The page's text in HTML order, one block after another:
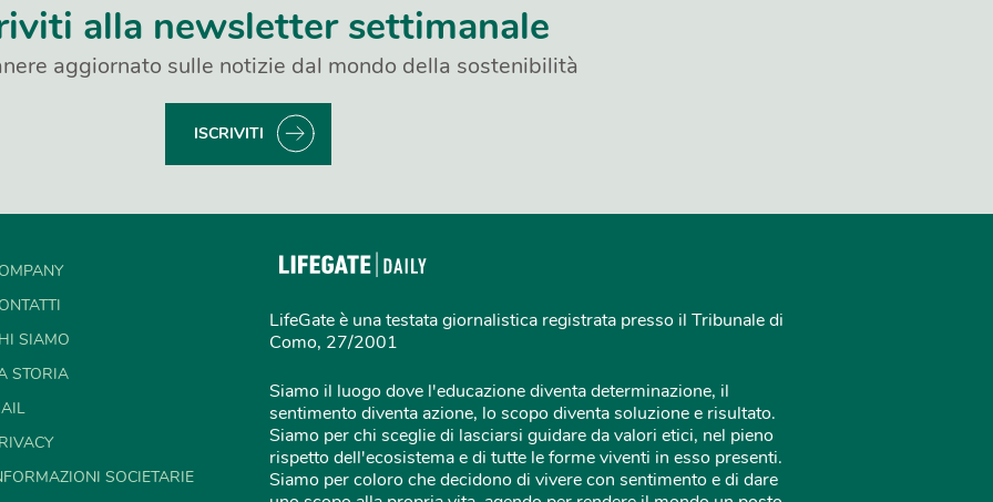
alla newsletter settimanale
aggiornato sulle notizie dal mondo della sostenibilità
ISCRIVITI
SIAMO
STORIA
SOCIETARIE
LifeGate è una testata giornalistica registrata presso il Tribunale di
Como, 27/2001
Siamo il luogo dove l'educazione diventa determinazione, il
sentimento diventa azione, lo scopo diventa soluzione e risultato.
Siamo per chi sceglie di lasciarsi guidare da valori etici, nel pieno
rispetto dell'ecosistema e di tutte le forme viventi in esso presenti.
Siamo per coloro che decidono di vivere con sentimento e di dare